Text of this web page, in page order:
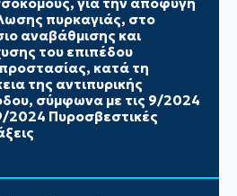
για την αποφυγή
πυρκαγιάς, στο
αναβάθμισης και
του επιπέδου
κατά τη
της αντιπυρικής
σύμφωνα με τις 9/2024
2024 Πυροσβεστικές